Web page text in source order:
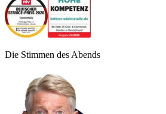
Die Stimmen des Abends